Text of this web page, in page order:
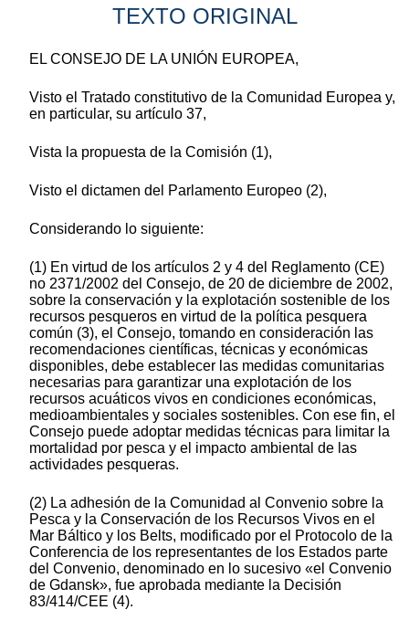
TEXTO ORIGINAL
EL CONSEJO DE LA UNIÓN EUROPEA,
Visto el Tratado constitutivo de la Comunidad Europea y,
en particular, su artículo 37,
Vista la propuesta de la Comisión (1),
Visto el dictamen del Parlamento Europeo (2),
Considerando lo siguiente:
(1) En virtud de los artículos 2 y 4 del Reglamento (CE)
no 2371/2002 del Consejo, de 20 de diciembre de 2002,
sobre la conservación y la explotación sostenible de los
recursos pesqueros en virtud de la política pesquera
común (3), el Consejo, tomando en consideración las
recomendaciones científicas, técnicas y económicas
disponibles, debe establecer las medidas comunitarias
necesarias para garantizar una explotación de los
recursos acuáticos vivos en condiciones económicas,
medioambientales y sociales sostenibles. Con ese fin, el
Consejo puede adoptar medidas técnicas para limitar la
mortalidad por pesca y el impacto ambiental de las
actividades pesqueras.
(2) La adhesión de la Comunidad al Convenio sobre la
Pesca y la Conservación de los Recursos Vivos en el
Mar Báltico y los Belts, modificado por el Protocolo de la
Conferencia de los representantes de los Estados parte
del Convenio, denominado en lo sucesivo «el Convenio
de Gdansk», fue aprobada mediante la Decisión
83/414/CEE (4).